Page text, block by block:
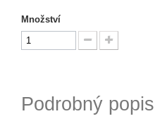
Množství
Podrobný popis